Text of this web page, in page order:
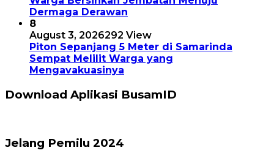
Dermaga Derawan
8
August 3, 2026292 View
Piton Sepanjang 5 Meter di Samarinda
Sempat Melilit Warga yang
Mengavakuasinya
Download Aplikasi BusamID
Jelang Pemilu 2024